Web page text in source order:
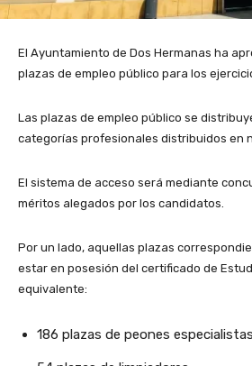
El Ayuntamiento de Dos Hermanas ha
plazas de empleo público para los
Las plazas de empleo público se
categorías profesionales distribuidos en
El sistema de acceso será mediante
méritos alegados por los candidatos.
Por un lado, aquellas plazas
estar en posesión del certificado de
equivalente:
186 plazas de peones especialistas